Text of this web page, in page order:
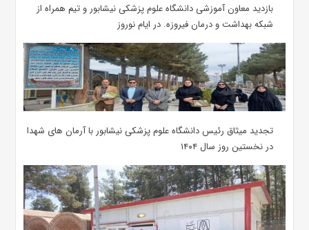
بازدید معاون آموزشی دانشگاه علوم پزشکی نیشابور و تیم همراه از
شبکه بهداشت و درمان فیروزه. در ایام نوروز
تجدید میثاق رئیس دانشگاه علوم پزشکی نیشابور با آرمان های شهدا
در نخستین روز سال ۱۴۰۴